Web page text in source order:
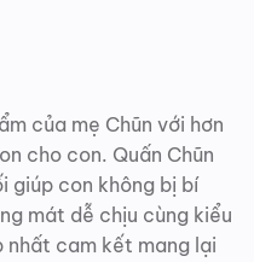
của mẹ Chũn với hơn
cho con. Quấn Chũn
giúp con không bị bí
mát dễ chịu cùng kiểu
cam kết mang lại